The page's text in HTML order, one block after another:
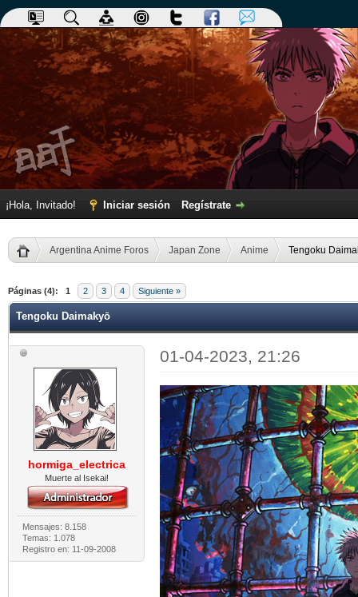
¡Hola, Invitado! Iniciar sesión Regístrate
Argentina Anime Foros Japan Zone Anime Tengoku
Páginas (4): 1 2 3 4 Siguiente »
Tengoku Daimakyō
hormiga_electrica
Muerte al Isekai!
Mensajes: 8.158
Temas: 1.078
Registro en: 11-09-2008
01-04-2023, 21:26